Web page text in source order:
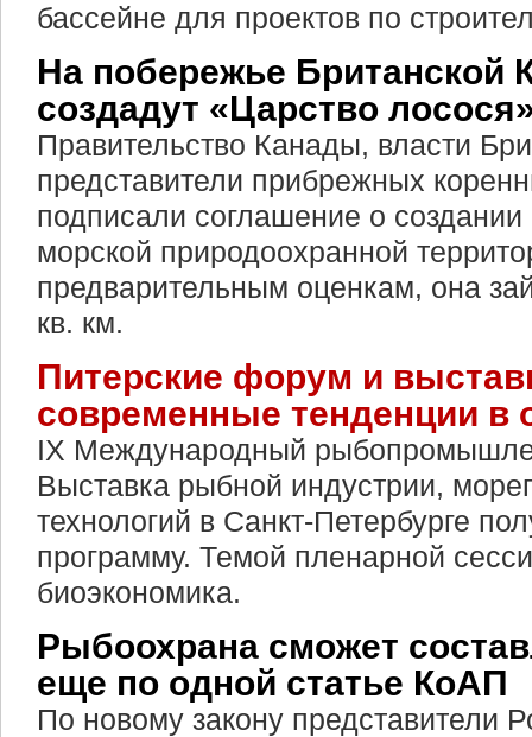
бассейне для проектов по
На побережье Британской
создадут «Царство
Правительство Канады, власти
представители прибрежных
подписали соглашение о
морской природоохранной
предварительным оценкам, она
кв. км.
Питерские форум и
современные тенденции в
IX Международный
Выставка рыбной индустрии,
технологий в Санкт-Петербурге
программу. Темой пленарной
биоэкономика.
Рыбоохрана сможет
еще по одной статье КоАП
По новому закону представители